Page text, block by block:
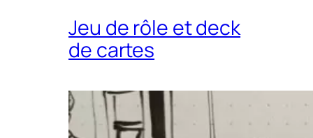
Jeu de rôle et deck
de cartes